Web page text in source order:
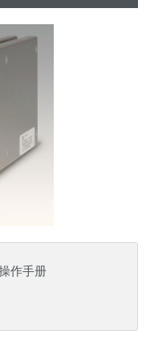
作手册